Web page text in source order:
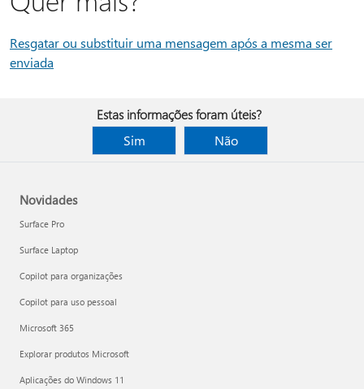
Resgatar ou substituir uma mensagem após a mesma ser
enviada
Estas informações foram úteis?
Sim
Não
Novidades
Surface Pro
Surface Laptop
Copilot para organizações
Copilot para uso pessoal
Microsoft 365
Explorar produtos Microsoft
Aplicações do Windows 11